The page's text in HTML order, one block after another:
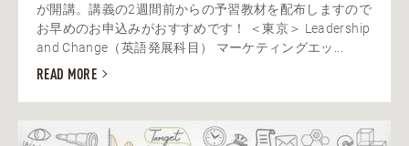
が開講。講義の2週間前からの予習教材を配布しますので
お早めのお申込みがおすすめです！ ＜東京＞ Leadership
and Change（英語発展科目） マーケティングエッ...
READ MORE